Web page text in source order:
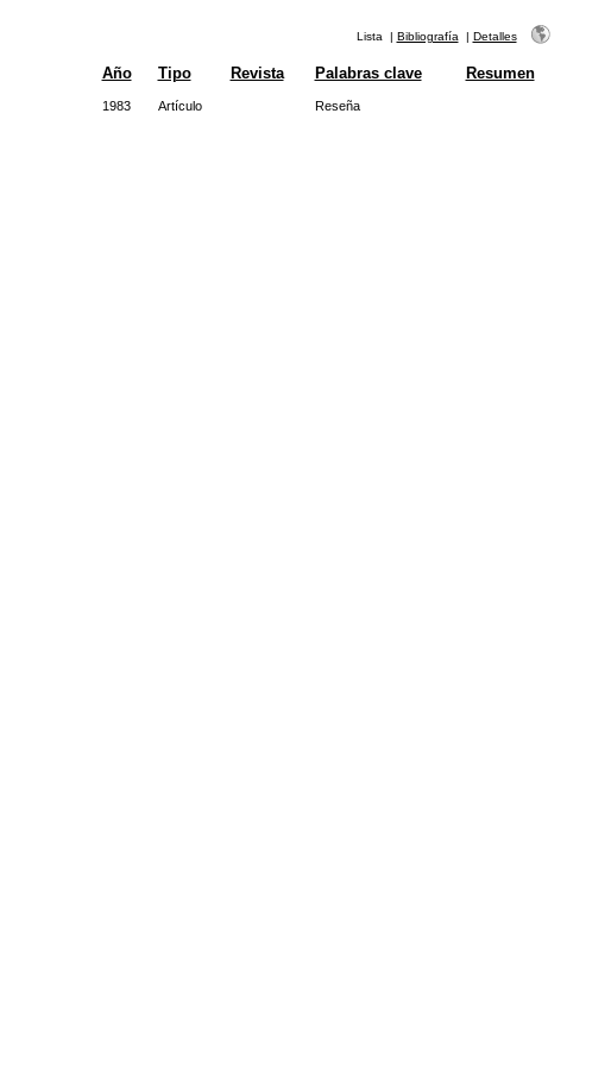
Lista | Bibliografía | Detalles
Año Tipo Revista Palabras clave Resumen
1983 Artículo Reseña